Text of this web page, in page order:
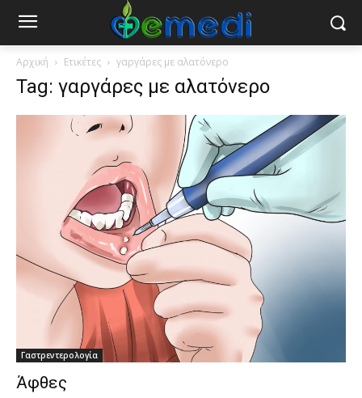
Αρχική Ετικέτες γαργάρες με αλατόνερο
Tag: γαργάρες με αλατόνερο
Γαστρεντερολογία
Άφθες